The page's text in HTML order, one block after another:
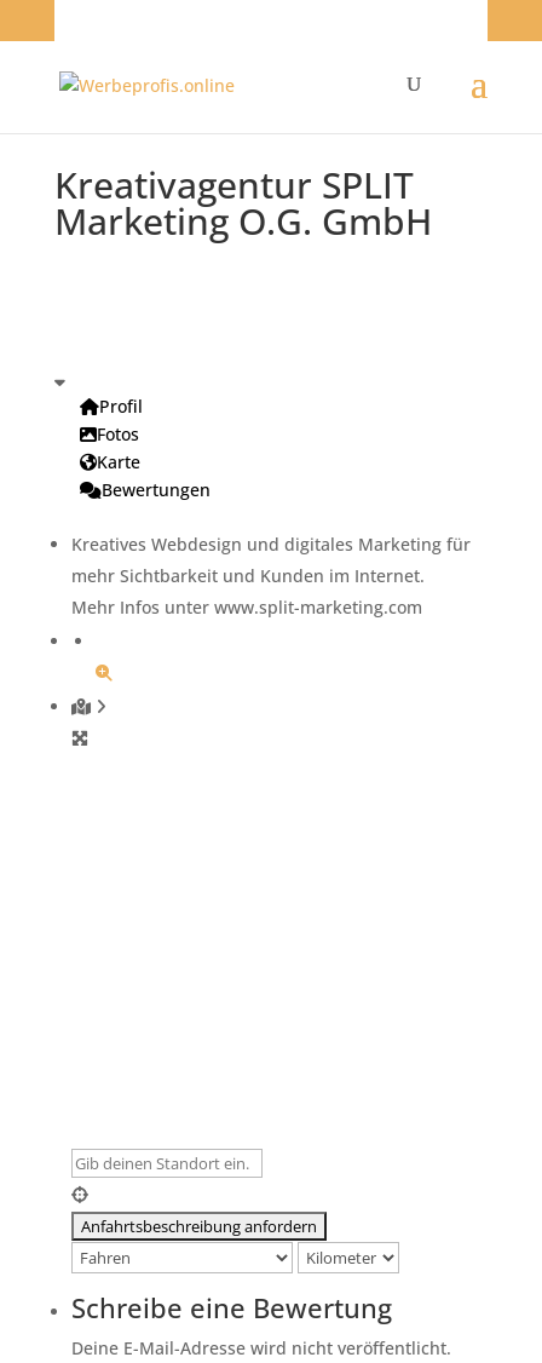
Kreativagentur SPLIT
Marketing O.G. GmbH
Profil
Fotos
Karte
Bewertungen
Kreatives Webdesign und digitales Marketing für
mehr Sichtbarkeit und Kunden im Internet.
Mehr Infos unter www.split-marketing.com
Schreibe eine Bewertung
Deine E-Mail-Adresse wird nicht veröffentlicht.